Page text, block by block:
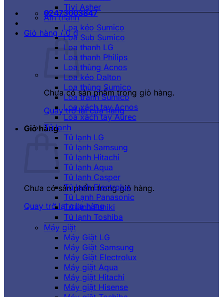
02473003847
Giỏ hàng /0₫
Chưa có sản phẩm trong giỏ hàng.
Quay trở lại cửa hàng
Giỏ hàng
Chưa có sản phẩm trong giỏ hàng.
Quay trở lại cửa hàng
Tivi Asher
Âm thanh
Loa kéo Sumico
Loa Sub Sumico
Loa thanh LG
Loa thanh Philips
Loa thùng Acnos
Loa kéo Dalton
Loa thùng Sumico
Loa tranh Sumico
Loa xách tay Acnos
Loa xách tay Aurec
Tủ lạnh
Tủ lạnh LG
Tủ lạnh Samsung
Tủ lạnh Hitachi
Tủ lạnh Aqua
Tủ lạnh Casper
Tủ lạnh Electrolux
Tủ Lạnh Panasonic
Tủ lạnh Funiki
Tủ lạnh Toshiba
Máy giặt
Máy Giặt LG
Máy Giặt Samsung
Máy Giặt Electrolux
Máy giặt Aqua
Máy giặt Hitachi
Máy giặt Hisense